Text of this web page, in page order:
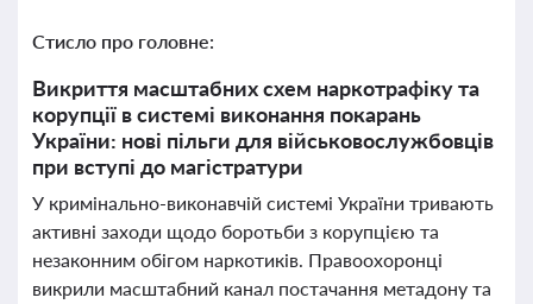
Стисло про головне:
Викриття масштабних схем наркотрафіку та
корупції в системі виконання покарань
України: нові пільги для військовослужбовців
при вступі до магістратури
У кримінально-виконавчій системі України тривають
активні заходи щодо боротьби з корупцією та
незаконним обігом наркотиків. Правоохоронці
викрили масштабний канал постачання метадону та